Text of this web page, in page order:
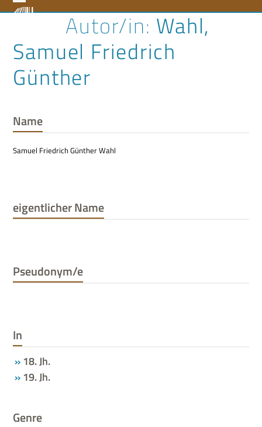
to Open
menu
Close
menu
Wahl,
Samuel Friedrich
Günther
Name
Samuel Friedrich Günther Wahl
eigentlicher Name
Pseudonym/e
In
18. Jh.
19. Jh.
Genre